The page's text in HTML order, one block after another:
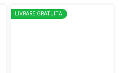
LIVRARE GRATUITĂ